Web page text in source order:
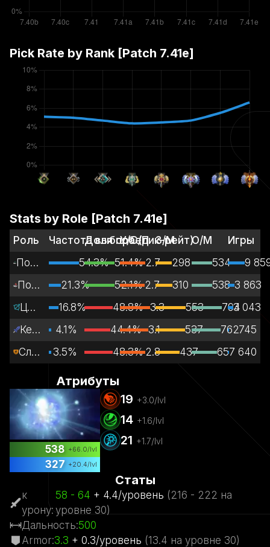
Pick Rate by Rank [Patch 7.41e]
Stats by Role [Patch 7.41e]
Роль Частота выбора (пик-рейт)
Доля побед
У/С/П З/М О/М
Игры
Полная поддержка
54.3% 51.4%2.7 298 534
9
Поддержка
21.3% 52.1%2.7 310 538 3 863
Центр
16.8% 48.8% 3.3 553 7943 043
Керри
4.1% 44.4% 3.1 537 762745
Сложная
3.5% 48.3% 2.8 437 657 640
Атрибуты
538 +66.0/lvl
327 +20.4/lvl
19 +3.0/lvl
14 +1.6/lvl
21 +1.7/lvl
Статы
к
урону:
58 - 64 + 4.4/уровень (216 - 222 на
уровне 30)
Дальность:500
Armor:3.3 + 0.3/уровень (13.4 на уровне 30)